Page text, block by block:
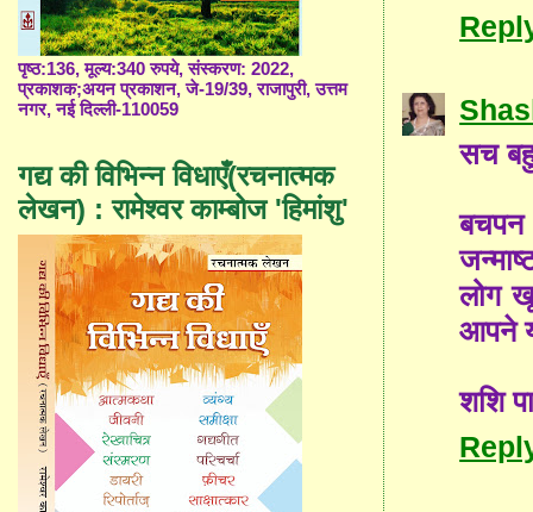
सच
बचपन
लोग
आपने
शशि
पृष्ठ:136, मूल्य:340 रुपये, संस्करण: 2022,
प्रकाशक;अयन प्रकाशन, जे-19/39, राजापुरी, उत्तम
नगर, नई दिल्ली-110059
गद्य की विभिन्न विधाएँ(रचनात्मक
लेखन) : रामेश्वर काम्बोज 'हिमांशु'